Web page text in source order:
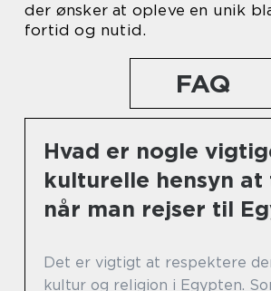
der ønsker at opleve en unik
fortid og nutid.
FAQ
Hvad er nogle
kulturelle hensyn at
når man rejser til
Det er vigtigt at respektere
kultur og religion i Egypten.